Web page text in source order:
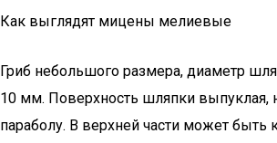
Как выглядят мицены мелиевые
Гриб небольшого размера, диаметр
10 мм. Поверхность шляпки
параболу. В верхней части может быть